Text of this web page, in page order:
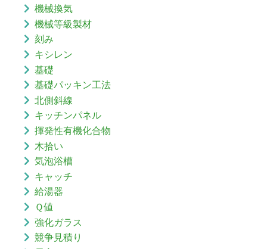
機械換気
機械等級製材
刻み
キシレン
基礎
基礎パッキン工法
北側斜線
キッチンパネル
揮発性有機化合物
木拾い
気泡浴槽
キャッチ
給湯器
Ｑ値
強化ガラス
競争見積り